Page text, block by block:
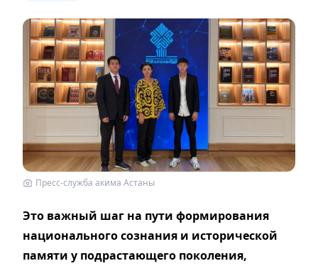
Пресс-служба акима Астаны
Это важный шаг на пути формирования
национального сознания и исторической
памяти у подрастающего поколения,